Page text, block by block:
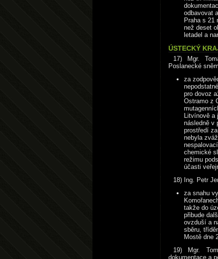
odbavovat
Praha s
než deset
letadel a
ÚSTECKÝ
17) Mgr.
Poslanecké
za
pro dovoz
Ostramo z
Litvínově a
následně v
prostředí
nebyla
chemické
režimu
účasti
18) Ing. Petr
za snahu
takže do
přibude
ovzduší a
sběru,
Mostě dne
19) Mgr.
dokumentace a